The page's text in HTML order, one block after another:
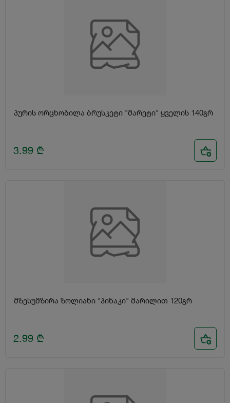
პურის ორცხობილა ბრუსკეტი "მარეტი" ყველის 140გრ
3.99 ₾
მზესუმზირა ზოლიანი "პინაკი" მარილით 120გრ
2.99 ₾